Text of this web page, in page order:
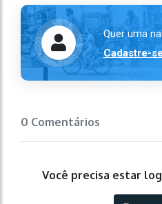
Quer uma
Cadastre-
0 Comentários
Você precisa estar